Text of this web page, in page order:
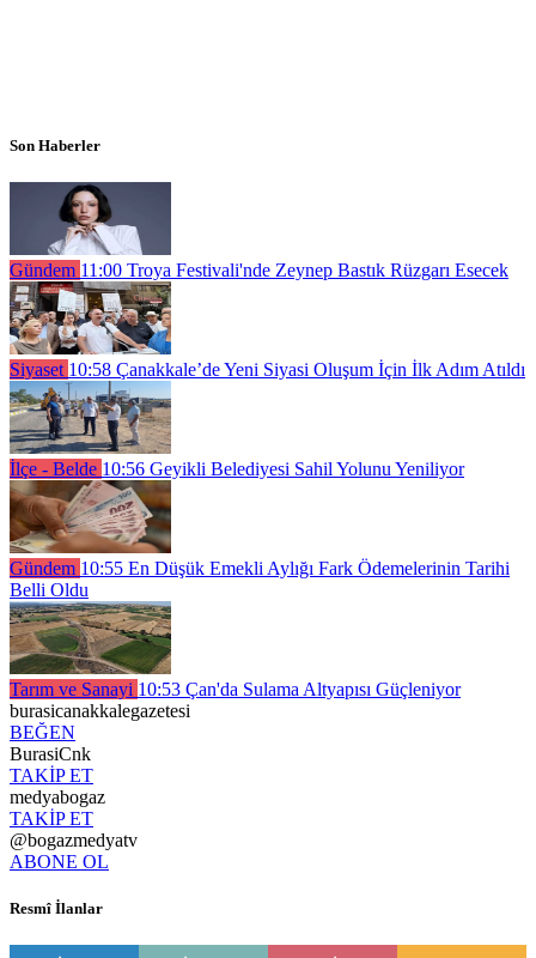
Son Haberler
Gündem 11:00 Troya Festivali'nde Zeynep Bastık Rüzgarı Esecek
Siyaset 10:58 Çanakkale’de Yeni Siyasi Oluşum İçin İlk Adım Atıldı
İlçe - Belde 10:56 Geyikli Belediyesi Sahil Yolunu Yeniliyor
Gündem 10:55 En Düşük Emekli Aylığı Fark Ödemelerinin Tarihi
Belli Oldu
Tarım ve Sanayi 10:53 Çan'da Sulama Altyapısı Güçleniyor
burasicanakkalegazetesi
BEĞEN
BurasiCnk
TAKİP ET
medyabogaz
TAKİP ET
@bogazmedyatv
ABONE OL
Resmî İlanlar